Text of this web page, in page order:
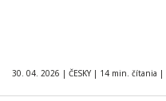
30. 04. 2026 | ČESKY | 14 min. čítania |